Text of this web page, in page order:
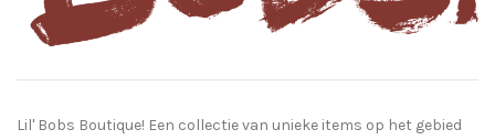
Lil' Bobs Boutique! Een collectie van unieke items op het gebied